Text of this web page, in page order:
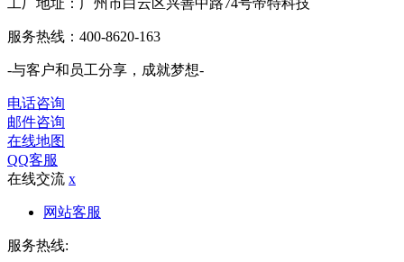
服务热线：400-8620-163
-与客户和员工分享，成就梦想-
电话咨询
邮件咨询
在线地图
QQ客服
在线交流 x
网站客服
服务热线: